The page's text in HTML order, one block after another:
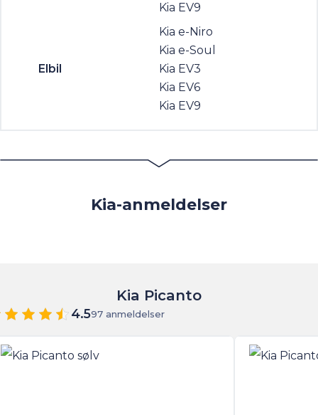
Kia EV9
Elbil
Kia e-Niro
Kia e-Soul
Kia EV3
Kia EV6
Kia EV9
Kia-anmeldelser
Kia Picanto
4.597 anmeldelser